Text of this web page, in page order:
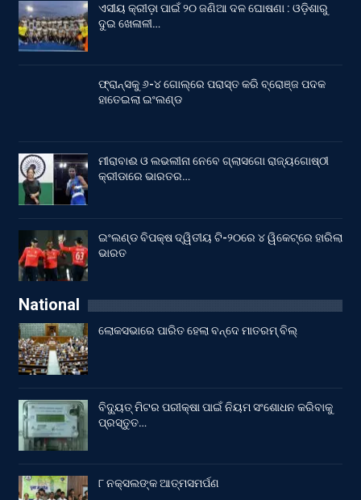
ଏସୀୟ କ୍ରୀଡ଼ା ପାଇଁ ୨୦ ଜଣିଆ ଦଳ ଘୋଷଣା : ଓଡ଼ିଶାରୁ
ଦୁଇ ଖେଳାଳୀ…
ଫ୍ରାନ୍ସକୁ ୬-୪ ଗୋଲ୍‌ରେ ପରାସ୍ତ କରି ବ୍ରୋଞ୍ଜ ପଦକ
ହାତେଇଲା ଇଂଲଣ୍ଡ
ମୀରାବାଈ ଓ ଲଭଲୀନା ନେବେ ଗ୍ଲାସଗୋ ରାଜ୍ୟଗୋଷ୍ଠୀ
କ୍ରୀଡାରେ ଭାରତର…
ଇଂଲଣ୍ଡ ବିପକ୍ଷ ଦ୍ୱିତୀୟ ଟି-୨୦ରେ ୪ ୱିକେଟ୍‌ରେ ହାରିଲା
ଭାରତ
National
ଲୋକସଭାରେ ପାରିତ ହେଲା ବନ୍ଦେ ମାତରମ୍‌ ବିଲ୍‌
ବିଦ୍ୟୁତ୍ ମିଟର ପରୀକ୍ଷା ପାଇଁ ନିୟମ ସଂଶୋଧନ କରିବାକୁ
ପ୍ରସ୍ତୁତ…
୮ ନକ୍ସଲଙ୍କ ଆତ୍ମସମର୍ପଣ